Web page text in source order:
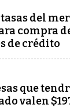
del
compra
de crédito
que
valen